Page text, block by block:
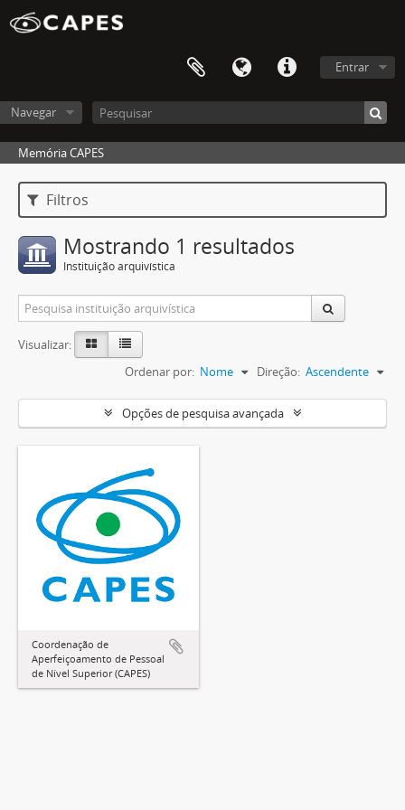
Entrar
Navegar
Memória CAPES
Filtros
Mostrando 1 resultados
Instituição arquivística
Visualizar:
Ordenar por: Nome Direção: Ascendente
Opções de pesquisa avançada
Coordenação de
Aperfeiçoamento de Pessoal
de Nível Superior (CAPES)